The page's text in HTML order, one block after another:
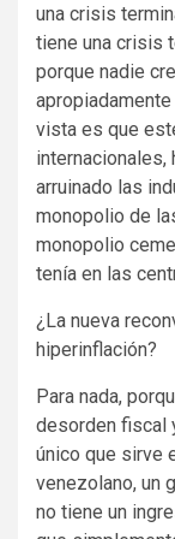
una crisis
tiene una crisis
porque nadie
vista es que
internacionales,
arruinado las
monopolio de
monopolio
tenía en las
¿La nueva
hiperinflación?
Para nada,
desorden fiscal
único que sirve
venezolano, un
no tiene un